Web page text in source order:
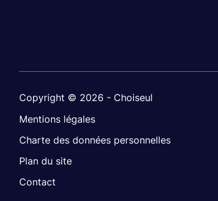
Copyright © 2026 - Choiseul
Mentions légales
Charte des données personnelles
Plan du site
Contact